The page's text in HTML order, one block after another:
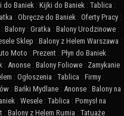
do Baniek : Kijki do Baniek : Tablica :
: Obręcze do Baniek : Oferty Pracy :
: Balony : Gratka : Balony Urodzinowe :
Sklep : Balony z Helem Warszawa :
Moto : Prezent : Płyn do Baniek :
: Anonse : Balony Foliowe : Zamykanie
: Ogłoszenia : Tablica : Firmy :
: Bańki Mydlane : Anonse : Balony na
: Wesele : Tablica : Pomysł na
: Balony z Helem Rumia : Tatuaże :